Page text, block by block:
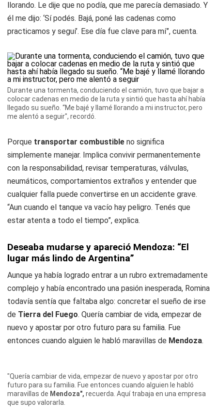
llorando. Le dije que no podía, que me parecía demasiado. Y
él me dijo: ‘Sí podés. Bajá, poné las cadenas como
practicamos y seguí’. Ese día fue clave para mí”, cuenta.
Durante una tormenta, conduciendo el camión, tuvo que bajar a
colocar cadenas en medio de la ruta y sintió que hasta ahí había
llegado su sueño. “Me bajé y llamé llorando a mi instructor, pero
me alentó a seguir", recordó.
Porque transportar combustible no significa
simplemente manejar. Implica convivir permanentemente
con la responsabilidad, revisar temperaturas, válvulas,
neumáticos, comportamientos extraños y entender que
cualquier falla puede convertirse en un accidente grave.
“Aun cuando el tanque va vacío hay peligro. Tenés que
estar atenta a todo el tiempo”, explica.
Deseaba mudarse y apareció Mendoza: “El
lugar más lindo de Argentina”
Aunque ya había logrado entrar a un rubro extremadamente
complejo y había encontrado una pasión inesperada, Romina
todavía sentía que faltaba algo: concretar el sueño de irse
de Tierra del Fuego. Quería cambiar de vida, empezar de
nuevo y apostar por otro futuro para su familia. Fue
entonces cuando alguien le habló maravillas de Mendoza.
"Quería cambiar de vida, empezar de nuevo y apostar por otro
futuro para su familia. Fue entonces cuando alguien le habló
maravillas de Mendoza", recuerda. Aquí trabaja en una empresa
que supo valorarla.